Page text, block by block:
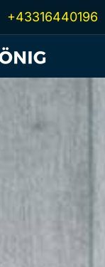
+43316440196